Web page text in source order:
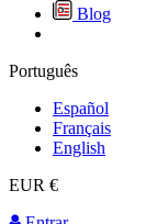
Blog
Português
Español
Français
English
EUR €